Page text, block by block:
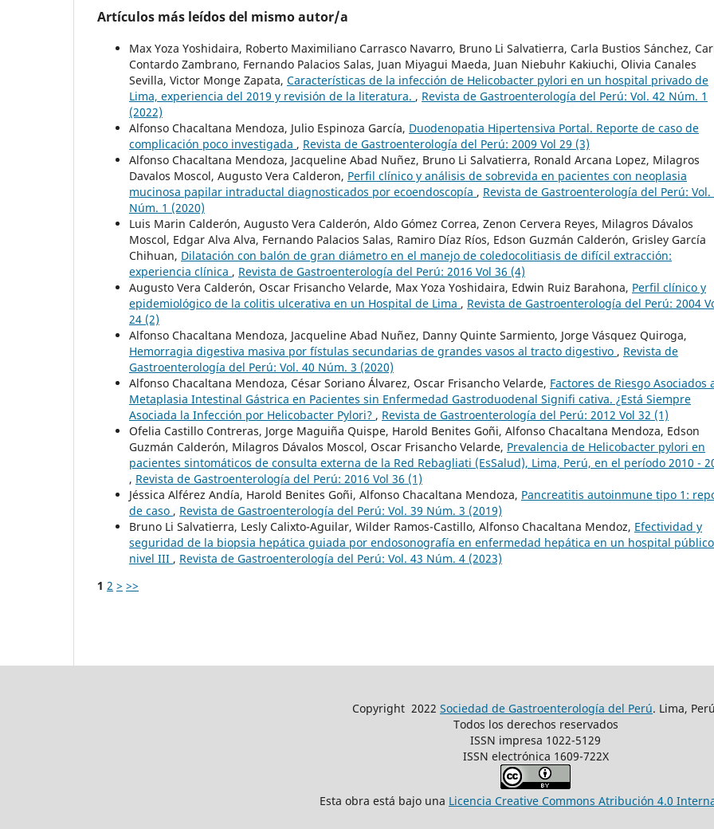
Artículos más leídos del mismo autor/a
Max Yoza Yoshidaira, Roberto Maximiliano Carrasco Navarro, Bruno Li Salvatierra, Carla Bustios Sánchez,
Contardo Zambrano, Fernando Palacios Salas, Juan Miyagui Maeda, Juan Niebuhr Kakiuchi, Olivia Canales
Sevilla, Victor Monge Zapata, Características de la infección de Helicobacter pylori en un hospital privado de
Lima, experiencia del 2019 y revisión de la literatura. , Revista de Gastroenterología del Perú: Vol. 42 Núm. 1
(2022)
Alfonso Chacaltana Mendoza, Julio Espinoza García, Duodenopatia Hipertensiva Portal. Reporte de caso de
complicación poco investigada , Revista de Gastroenterología del Perú: 2009 Vol 29 (3)
Alfonso Chacaltana Mendoza, Jacqueline Abad Nuñez, Bruno Li Salvatierra, Ronald Arcana Lopez, Milagros
Davalos Moscol, Augusto Vera Calderon, Perfil clínico y análisis de sobrevida en pacientes con neoplasia
mucinosa papilar intraductal diagnosticados por ecoendoscopía , Revista de Gastroenterología del Perú: Vol.
Núm. 1 (2020)
Luis Marin Calderón, Augusto Vera Calderón, Aldo Gómez Correa, Zenon Cervera Reyes, Milagros Dávalos
Moscol, Edgar Alva Alva, Fernando Palacios Salas, Ramiro Díaz Ríos, Edson Guzmán Calderón, Grisley García
Chihuan, Dilatación con balón de gran diámetro en el manejo de coledocolitiasis de difícil extracción:
experiencia clínica , Revista de Gastroenterología del Perú: 2016 Vol 36 (4)
Augusto Vera Calderón, Oscar Frisancho Velarde, Max Yoza Yoshidaira, Edwin Ruiz Barahona, Perfil clínico y
epidemiológico de la colitis ulcerativa en un Hospital de Lima , Revista de Gastroenterología del Perú: 2004
24 (2)
Alfonso Chacaltana Mendoza, Jacqueline Abad Nuñez, Danny Quinte Sarmiento, Jorge Vásquez Quiroga,
Hemorragia digestiva masiva por fístulas secundarias de grandes vasos al tracto digestivo , Revista de
Gastroenterología del Perú: Vol. 40 Núm. 3 (2020)
Alfonso Chacaltana Mendoza, César Soriano Álvarez, Oscar Frisancho Velarde, Factores de Riesgo Asociados
Metaplasia Intestinal Gástrica en Pacientes sin Enfermedad Gastroduodenal Signifi cativa. ¿Está Siempre
Asociada la Infección por Helicobacter Pylori? , Revista de Gastroenterología del Perú: 2012 Vol 32 (1)
Ofelia Castillo Contreras, Jorge Maguiña Quispe, Harold Benites Goñi, Alfonso Chacaltana Mendoza, Edson
Guzmán Calderón, Milagros Dávalos Moscol, Oscar Frisancho Velarde, Prevalencia de Helicobacter pylori en
pacientes sintomáticos de consulta externa de la Red Rebagliati (EsSalud), Lima, Perú, en el período 2010 -
, Revista de Gastroenterología del Perú: 2016 Vol 36 (1)
Jéssica Alférez Andía, Harold Benites Goñi, Alfonso Chacaltana Mendoza, Pancreatitis autoinmune tipo 1:
de caso , Revista de Gastroenterología del Perú: Vol. 39 Núm. 3 (2019)
Bruno Li Salvatierra, Lesly Calixto-Aguilar, Wilder Ramos-Castillo, Alfonso Chacaltana Mendoz, Efectividad y
seguridad de la biopsia hepática guiada por endosonografía en enfermedad hepática en un hospital
nivel III , Revista de Gastroenterología del Perú: Vol. 43 Núm. 4 (2023)
1 2 > >>
Copyright 2022 Sociedad de Gastroenterología del Perú. Lima,
Todos los derechos reservados
ISSN impresa 1022-5129
ISSN electrónica 1609-722X
Esta obra está bajo una Licencia Creative Commons Atribución 4.0